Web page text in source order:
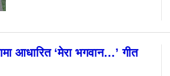
आधारित ‘मेरा भगवान…’ गीत